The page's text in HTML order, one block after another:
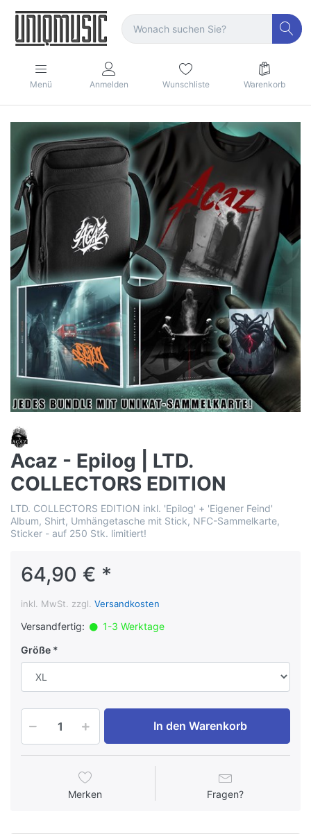
Menü Anmelden Wunschliste Warenkorb
Acaz - Epilog | LTD.
COLLECTORS EDITION
LTD. COLLECTORS EDITION inkl. 'Epilog' + 'Eigener Feind'
Album, Shirt, Umhängetasche mit Stick, NFC-Sammelkarte,
Sticker - auf 250 Stk. limitiert!
64,90 € *
inkl. MwSt. zzgl. Versandkosten
Versandfertig:
1-3 Werktage
Größe
In den Warenkorb
Merken Fragen?